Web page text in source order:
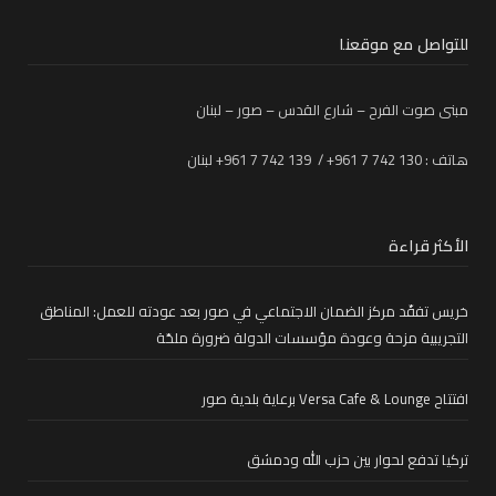
للتواصل مع موقعنا
مبنى صوت الفرح – شارع القدس – صور – لبنان
هاتف : 130 742 7 961+ / 139 742 7 961+ لبنان
الأكثر قراءة
خريس تفقّد مركز الضمان الاجتماعي في صور بعد عودته للعمل: المناطق
التجريبية مزحة وعودة مؤسسات الدولة ضرورة ملحّة
افتتاح Versa Cafe & Lounge برعاية بلدية صور
تركيا تدفع لحوار بين حزب الله ودمشق